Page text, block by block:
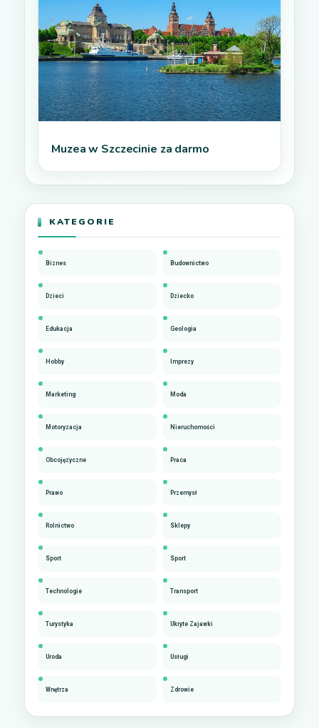
Muzea w Szczecinie za darmo
KATEGORIE
Biznes Budownictwo
Dzieci Dziecko
Edukacja Geologia
Hobby Imprezy
Marketing Moda
Motoryzacja Nieruchomości
Obcojęzyczne Praca
Prawo Przemysł
Rolnictwo Sklepy
Sport Sport
Technologie Transport
Turystyka Ukryte Zajawki
Uroda Usługi
Wnętrza Zdrowie